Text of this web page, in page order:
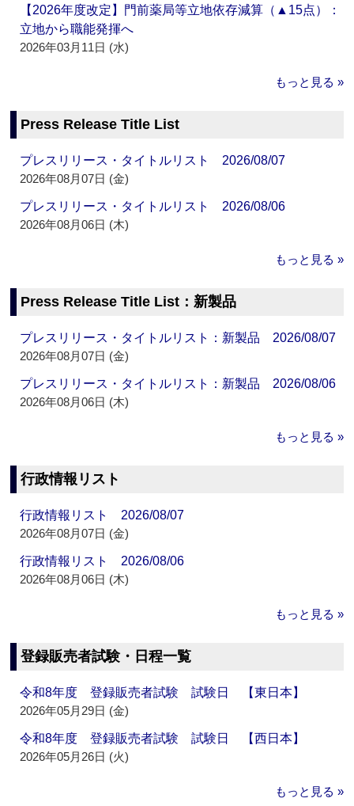
【2026年度改定】門前薬局等立地依存減算（▲15点）：
立地から職能発揮へ
2026年03月11日 (水)
もっと見る »
Press Release Title List
プレスリリース・タイトルリスト 2026/08/07
2026年08月07日 (金)
プレスリリース・タイトルリスト 2026/08/06
2026年08月06日 (木)
もっと見る »
Press Release Title List：新製品
プレスリリース・タイトルリスト：新製品 2026/08/07
2026年08月07日 (金)
プレスリリース・タイトルリスト：新製品 2026/08/06
2026年08月06日 (木)
もっと見る »
行政情報リスト
行政情報リスト 2026/08/07
2026年08月07日 (金)
行政情報リスト 2026/08/06
2026年08月06日 (木)
もっと見る »
登録販売者試験・日程一覧
令和8年度 登録販売者試験 試験日 【東日本】
2026年05月29日 (金)
令和8年度 登録販売者試験 試験日 【西日本】
2026年05月26日 (火)
もっと見る »